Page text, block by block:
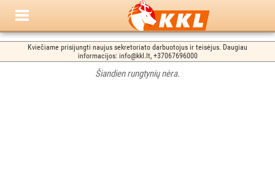
Kviečiame prisijungti naujus sekretoriato darbuotojus ir teisėjus. Daugiau
informacijos: info@kkl.lt, +37067696000
Šiandien rungtynių nėra.